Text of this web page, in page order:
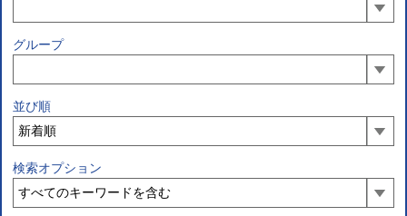
グループ
並び順
検索オプション